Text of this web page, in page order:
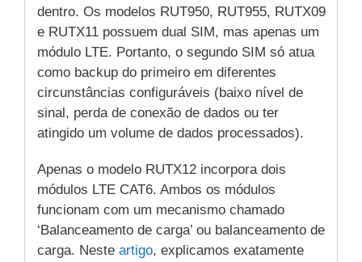
dentro. Os modelos RUT950, RUT955, RUTX09
e RUTX11 possuem dual SIM, mas apenas um
módulo LTE. Portanto, o segundo SIM só atua
como backup do primeiro em diferentes
circunstâncias configuráveis ​​(baixo nível de
sinal, perda de conexão de dados ou ter
atingido um volume de dados processados).
Apenas o modelo RUTX12 incorpora dois
módulos LTE CAT6. Ambos os módulos
funcionam com um mecanismo chamado
‘Balanceamento de carga’ ou balanceamento de
carga. Neste artigo, explicamos exatamente